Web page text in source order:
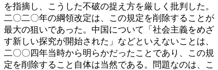
を指摘し、こうした不破の捉え方を厳しく批判した。
二〇二〇年の綱領改定は、この規定を削除することが
最大の狙いであった。中国について「社会主義をめざ
す新しい探究が開始された」などといえないことは、
二〇〇四年当時から明らかだったことであり、この規
定を削除すること自体は当然である。問題なのは、こ